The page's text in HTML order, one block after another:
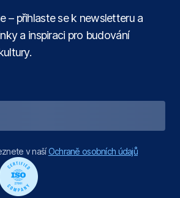
– přihlaste se k newsletteru a
a inspiraci pro budování
v naší Ochraně osobních údajů